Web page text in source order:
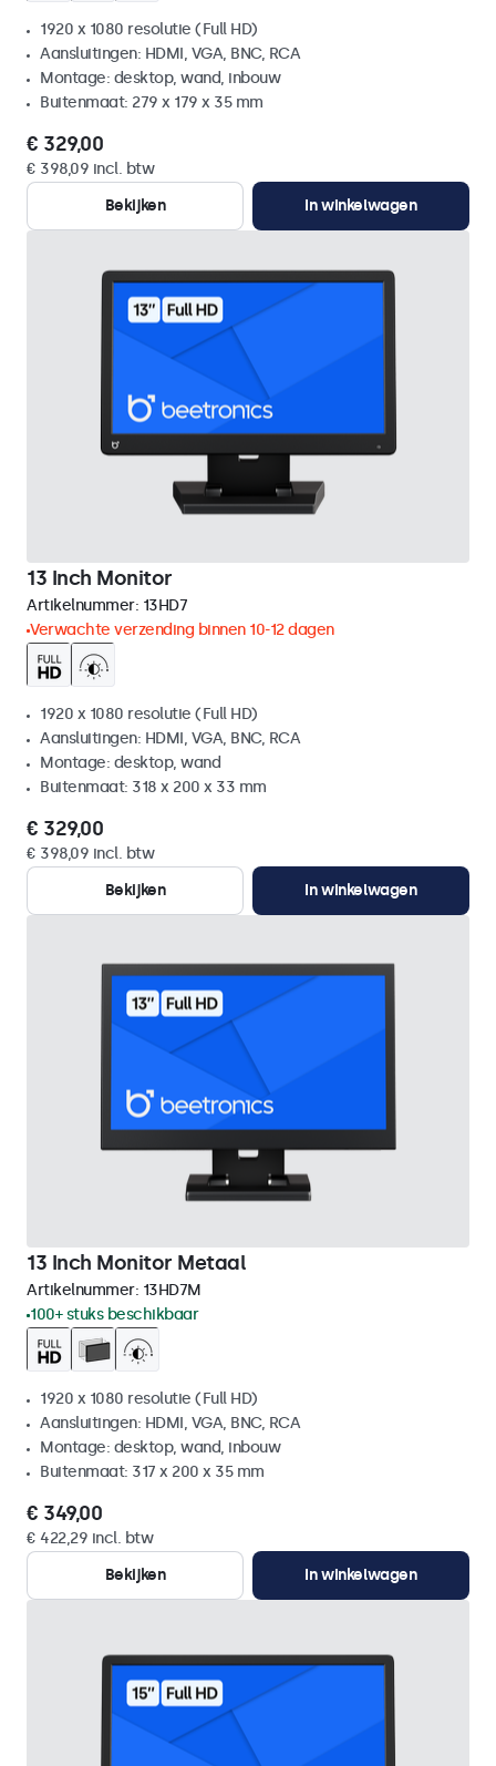
1920 x 1080 resolutie (Full HD)
Aansluitingen: HDMI, VGA, BNC, RCA
Montage: desktop, wand, inbouw
Buitenmaat: 279 x 179 x 35 mm
€ 329,00
€ 398,09 incl. btw
Bekijken
In winkelwagen
13 Inch Monitor
Artikelnummer: 13HD7
Verwachte verzending binnen 10-12 dagen
1920 x 1080 resolutie (Full HD)
Aansluitingen: HDMI, VGA, BNC, RCA
Montage: desktop, wand
Buitenmaat: 318 x 200 x 33 mm
€ 329,00
€ 398,09 incl. btw
Bekijken
In winkelwagen
13 Inch Monitor Metaal
Artikelnummer: 13HD7M
100+ stuks beschikbaar
1920 x 1080 resolutie (Full HD)
Aansluitingen: HDMI, VGA, BNC, RCA
Montage: desktop, wand, inbouw
Buitenmaat: 317 x 200 x 35 mm
€ 349,00
€ 422,29 incl. btw
Bekijken
In winkelwagen